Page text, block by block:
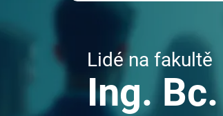
Lidé na fakultě
Ing.